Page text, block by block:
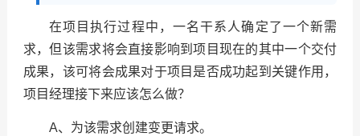
在项目执行过程中，一名干系人确定了一个新需
求，但该需求将会直接影响到项目现在的其中一个交付
成果，该可将会成果对于项目是否成功起到关键作用，
项目经理接下来应该怎么做？
A、为该需求创建变更请求。